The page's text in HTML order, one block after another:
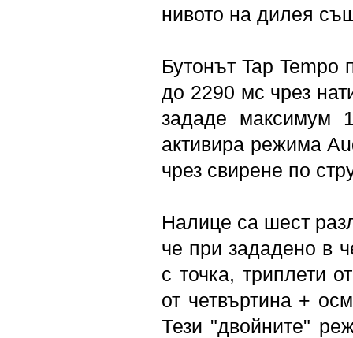
нивото на дилея
Бутонът Tap Tempo
до 2290 мс чрез
зададе максимум
активира режима
чрез свирене по
Налице са шест
че при зададено в
с точка, триплети
от четвъртина +
Тези "двойните"